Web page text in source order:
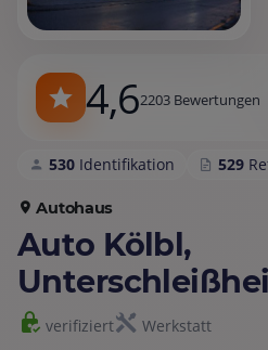
4,62203 Bewertungen
530 Identifikation 529
Autohaus
Auto Kölbl,
verifiziert Werkstatt